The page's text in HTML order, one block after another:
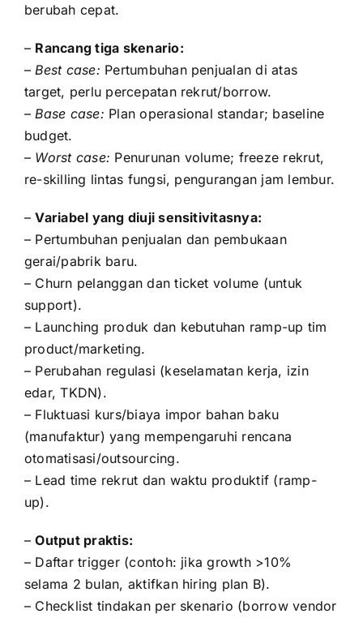
berubah cepat.
– Rancang tiga skenario:
– Best case: Pertumbuhan penjualan di atas
target, perlu percepatan rekrut/borrow.
– Base case: Plan operasional standar; baseline
budget.
– Worst case: Penurunan volume; freeze rekrut,
re-skilling lintas fungsi, pengurangan jam lembur.
–Variabel yang diuji sensitivitasnya:
– Pertumbuhan penjualan dan pembukaan
gerai/pabrik baru.
– Churn pelanggan dan ticket volume (untuk
support).
– Launching produk dan kebutuhan ramp-up tim
product/marketing.
– Perubahan regulasi (keselamatan kerja, izin
edar, TKDN).
– Fluktuasi kurs/biaya impor bahan baku
(manufaktur) yang mempengaruhi rencana
otomatisasi/outsourcing.
– Lead time rekrut dan waktu produktif (ramp-
up).
–Output praktis:
– Daftar trigger (contoh: jika growth >10%
selama 2 bulan, aktifkan hiring plan B).
– Checklist tindakan per skenario (borrow vendor